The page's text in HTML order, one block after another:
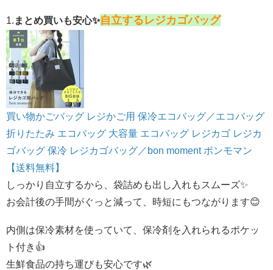
1. まとめ買いも安心✨自立するレジカゴバッグ
買い物かごバッグ レジかご用 保冷エコバッグ／エコバッグ
折りたたみ エコバッグ 大容量 エコバッグ レジカゴ レジカ
ゴバッグ 保冷 レジカゴバッグ／bon moment ボンモマン
【送料無料】
しっかり自立するから、袋詰めも出し入れもスムーズ✨
お会計後の手間がぐっと減って、時短にもつながります😊
内側は保冷素材を使っていて、保冷剤を入れられるポケッ
ト付き👍
生鮮食品の持ち運びも安心です🌿